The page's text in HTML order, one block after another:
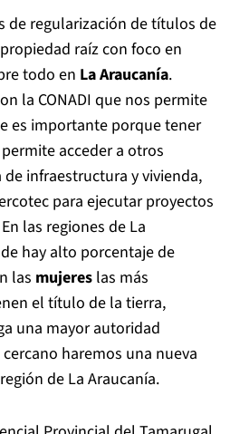
de regularización de títulos de
raíz con foco en
todo en La Araucanía.
la CONADI que nos permite
es importante porque tener
acceder a otros
infraestructura y vivienda,
para ejecutar proyectos
las regiones de La
hay alto porcentaje de
las mujeres las más
el título de la tierra,
una mayor autoridad
haremos una nueva
de La Araucanía.